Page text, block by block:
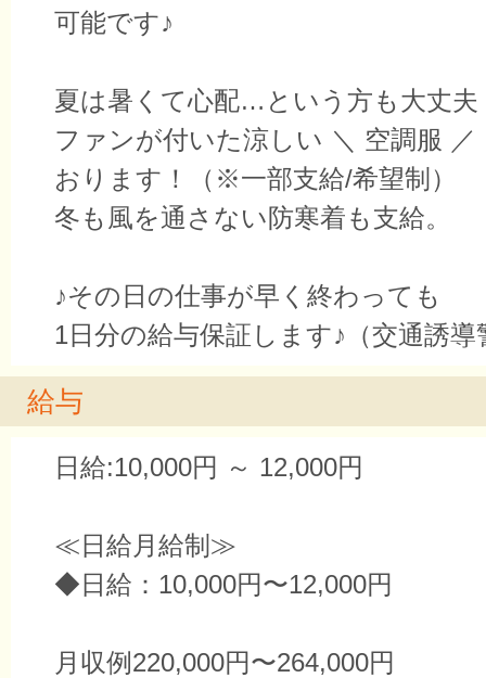
可能です♪
夏は暑くて心配…という方も大丈夫
ファンが付いた涼しい ＼ 空調服 ／
おります！（※一部支給/希望制）
冬も風を通さない防寒着も支給。
♪その日の仕事が早く終わっても
1日分の給与保証します♪（交通誘導
給与
日給:10,000円 ～ 12,000円
≪日給月給制≫
◆日給：10,000円〜12,000円
月収例220,000円〜264,000円